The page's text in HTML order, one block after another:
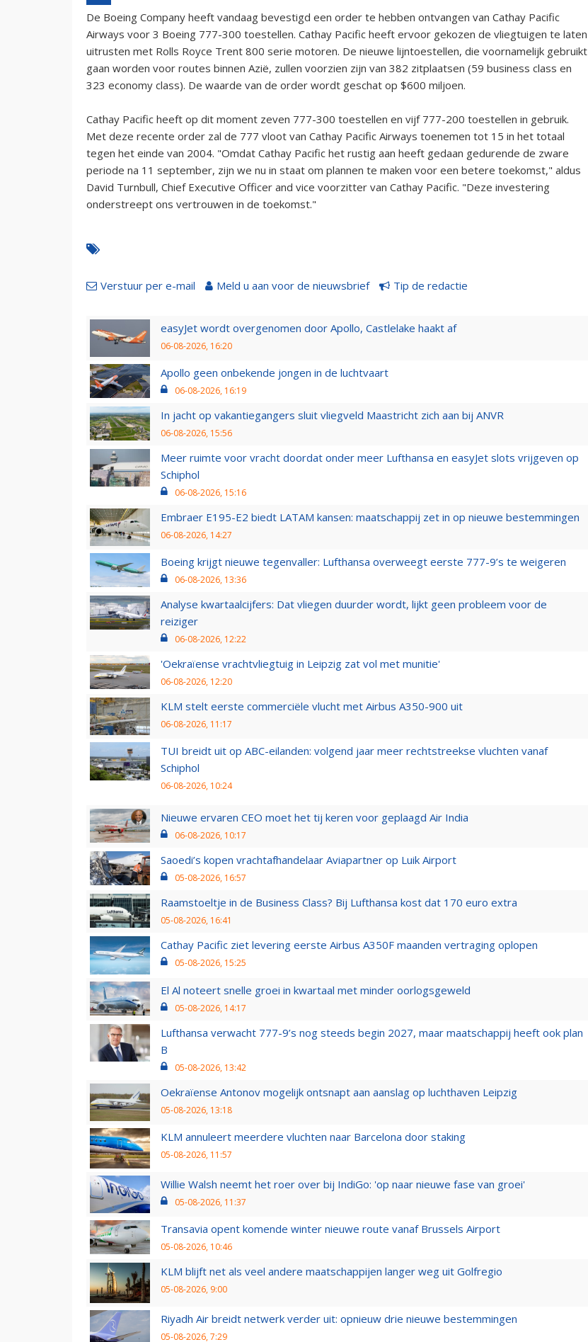
De Boeing Company heeft vandaag bevestigd een order te hebben ontvangen van Cathay Pacific
Airways voor 3 Boeing 777-300 toestellen. Cathay Pacific heeft ervoor gekozen de vliegtuigen te laten
uitrusten met Rolls Royce Trent 800 serie motoren. De nieuwe lijntoestellen, die voornamelijk gebruikt
gaan worden voor routes binnen Azië, zullen voorzien zijn van 382 zitplaatsen (59 business class en
323 economy class). De waarde van de order wordt geschat op $600 miljoen.
Cathay Pacific heeft op dit moment zeven 777-300 toestellen en vijf 777-200 toestellen in gebruik.
Met deze recente order zal de 777 vloot van Cathay Pacific Airways toenemen tot 15 in het totaal
tegen het einde van 2004. "Omdat Cathay Pacific het rustig aan heeft gedaan gedurende de zware
periode na 11 september, zijn we nu in staat om plannen te maken voor een betere toekomst," aldus
David Turnbull, Chief Executive Officer and vice voorzitter van Cathay Pacific. "Deze investering
onderstreept ons vertrouwen in de toekomst."
Verstuur per e-mail Meld u aan voor de nieuwsbrief Tip de redactie
easyJet wordt overgenomen door Apollo, Castlelake haakt af
06-08-2026, 16:20
Apollo geen onbekende jongen in de luchtvaart
06-08-2026, 16:19
In jacht op vakantiegangers sluit vliegveld Maastricht zich aan bij ANVR
06-08-2026, 15:56
Meer ruimte voor vracht doordat onder meer Lufthansa en easyJet slots vrijgeven op
Schiphol
06-08-2026, 15:16
Embraer E195-E2 biedt LATAM kansen: maatschappij zet in op nieuwe bestemmingen
06-08-2026, 14:27
Boeing krijgt nieuwe tegenvaller: Lufthansa overweegt eerste 777-9’s te weigeren
06-08-2026, 13:36
Analyse kwartaalcijfers: Dat vliegen duurder wordt, lijkt geen probleem voor de
reiziger
06-08-2026, 12:22
'Oekraïense vrachtvliegtuig in Leipzig zat vol met munitie'
06-08-2026, 12:20
KLM stelt eerste commerciële vlucht met Airbus A350-900 uit
06-08-2026, 11:17
TUI breidt uit op ABC-eilanden: volgend jaar meer rechtstreekse vluchten vanaf
Schiphol
06-08-2026, 10:24
Nieuwe ervaren CEO moet het tij keren voor geplaagd Air India
06-08-2026, 10:17
Saoedi’s kopen vrachtafhandelaar Aviapartner op Luik Airport
05-08-2026, 16:57
Raamstoeltje in de Business Class? Bij Lufthansa kost dat 170 euro extra
05-08-2026, 16:41
Cathay Pacific ziet levering eerste Airbus A350F maanden vertraging oplopen
05-08-2026, 15:25
El Al noteert snelle groei in kwartaal met minder oorlogsgeweld
05-08-2026, 14:17
Lufthansa verwacht 777-9’s nog steeds begin 2027, maar maatschappij heeft ook plan
B
05-08-2026, 13:42
Oekraïense Antonov mogelijk ontsnapt aan aanslag op luchthaven Leipzig
05-08-2026, 13:18
KLM annuleert meerdere vluchten naar Barcelona door staking
05-08-2026, 11:57
Willie Walsh neemt het roer over bij IndiGo: 'op naar nieuwe fase van groei'
05-08-2026, 11:37
Transavia opent komende winter nieuwe route vanaf Brussels Airport
05-08-2026, 10:46
KLM blijft net als veel andere maatschappijen langer weg uit Golfregio
05-08-2026, 9:00
Riyadh Air breidt netwerk verder uit: opnieuw drie nieuwe bestemmingen
05-08-2026, 7:29